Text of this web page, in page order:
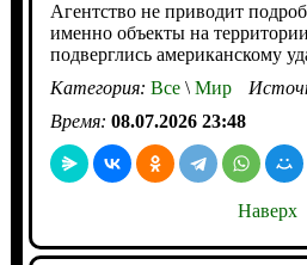
Агентство не приводит
именно объекты на
подверглись американскому
Категория: Все\Мир
Время: 08.07.2026 23:48
Наверх